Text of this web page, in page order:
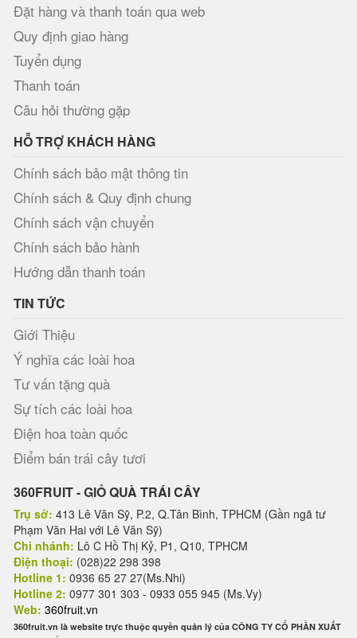
Đặt hàng và thanh toán qua web
Quy định giao hàng
Tuyển dụng
Thanh toán
Câu hỏi thường gặp
HỖ TRỢ KHÁCH HÀNG
Chính sách bảo mật thông tin
Chính sách & Quy định chung
Chính sách vận chuyển
Chính sách bảo hành
Hướng dẫn thanh toán
TIN TỨC
Giới Thiệu
Ý nghĩa các loài hoa
Tư vấn tặng quà
Sự tích các loài hoa
Điện hoa toàn quốc
Điểm bán trái cây tươi
360FRUIT - GIỎ QUÀ TRÁI CÂY
Trụ sở: 413 Lê Văn Sỹ, P.2, Q.Tân Bình, TPHCM (Gần ngã tư
Phạm Văn Hai với Lê Văn Sỹ)
Chi nhánh: Lô C Hồ Thị Kỷ, P1, Q10, TPHCM
Điện thoại: (028)22 298 398
Hotline 1: 0936 65 27 27(Ms.Nhi)
Hotline 2: 0977 301 303 - 0933 055 945 (Ms.Vy)
Web: 360fruit.vn
360fruit.vn là website trực thuộc quyền quản lý của CÔNG TY CỔ PHẦN XUẤT